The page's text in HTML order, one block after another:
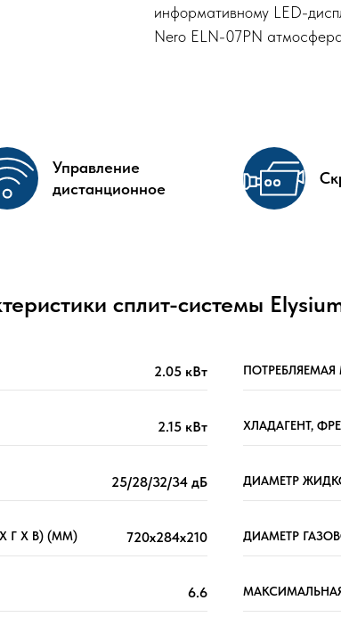
информативному LED-
Nero ELN-07PN
Управление
дистанционное
сплит-системы
2.05 кВт
2.15 кВт
25/28/32/34 дБ
Г X В) (ММ) 720x284x210
6.6
ХЛАДАГЕНТ,
ДИАМЕТР
ДИАМЕТР